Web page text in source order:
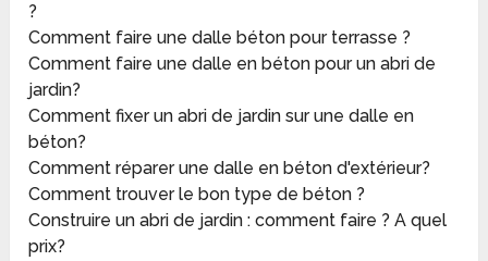
?
Comment faire une dalle béton pour terrasse ?
Comment faire une dalle en béton pour un abri de
jardin?
Comment fixer un abri de jardin sur une dalle en
béton?
Comment réparer une dalle en béton d'extérieur?
Comment trouver le bon type de béton ?
Construire un abri de jardin : comment faire ? A quel
prix?